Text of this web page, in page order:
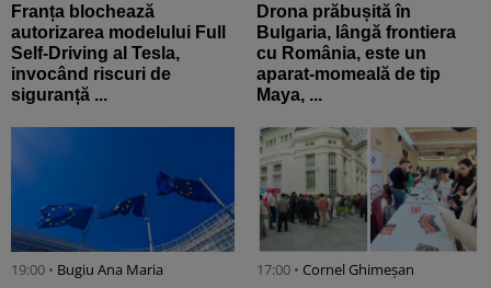
Franța blochează
autorizarea modelului Full
Self-Driving al Tesla,
invocând riscuri de
siguranță ...
Drona prăbușită în
Bulgaria, lângă frontiera
cu România, este un
aparat-momeală de tip
Maya, ...
19:00 • Bugiu ⁠Ana Maria 17:00 • Cornel Ghimeșan